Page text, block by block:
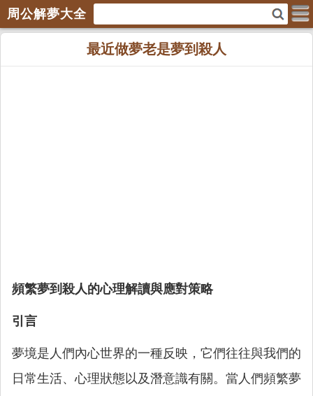
周公解夢大全
最近做夢老是夢到殺人
頻繁夢到殺人的心理解讀與應對策略
引言
夢境是人們內心世界的一種反映，它們往往與我們的
日常生活、心理狀態以及潛意識有關。當人們頻繁夢